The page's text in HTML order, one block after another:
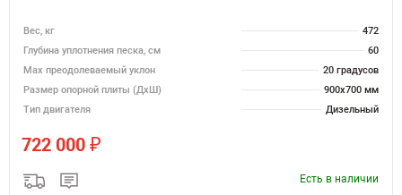
Вес, кг
472
Глубина уплотнения песка, см
60
Max преодолеваемый уклон
20 градусов
Размер опорной плиты (ДхШ)
900х700 мм
Тип двигателя
Дизельный
722 000 ₽
Есть в наличии